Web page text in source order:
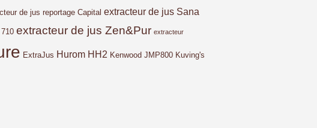
de jus reportage Capital extracteur de jus Sana
extracteur de jus Zen&Pur extracteur
ExtraJus Hurom HH2 Kenwood JMP800 Kuving's